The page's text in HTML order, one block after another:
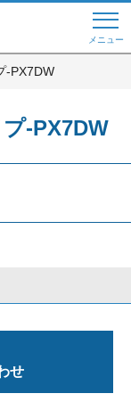
メニュー
せ
-PX7DW
-PX7DW
せ